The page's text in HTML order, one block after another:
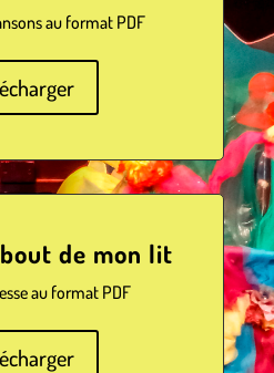
au format PDF
de mon lit
au format PDF